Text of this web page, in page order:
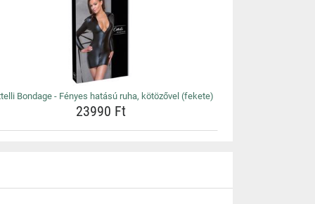
Bondage - Fényes hatású ruha, kötözővel (fekete)
23990 Ft